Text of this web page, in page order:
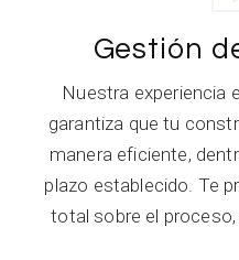
Gestión
Nuestra experiencia
garantiza que tu
manera eficiente,
plazo establecido. Te
total sobre el